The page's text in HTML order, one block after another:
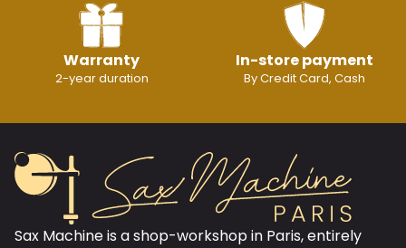
Warranty
2-year duration
In-store payment
By Credit Card, Cash
Sax Machine is a shop-workshop in Paris, entirely